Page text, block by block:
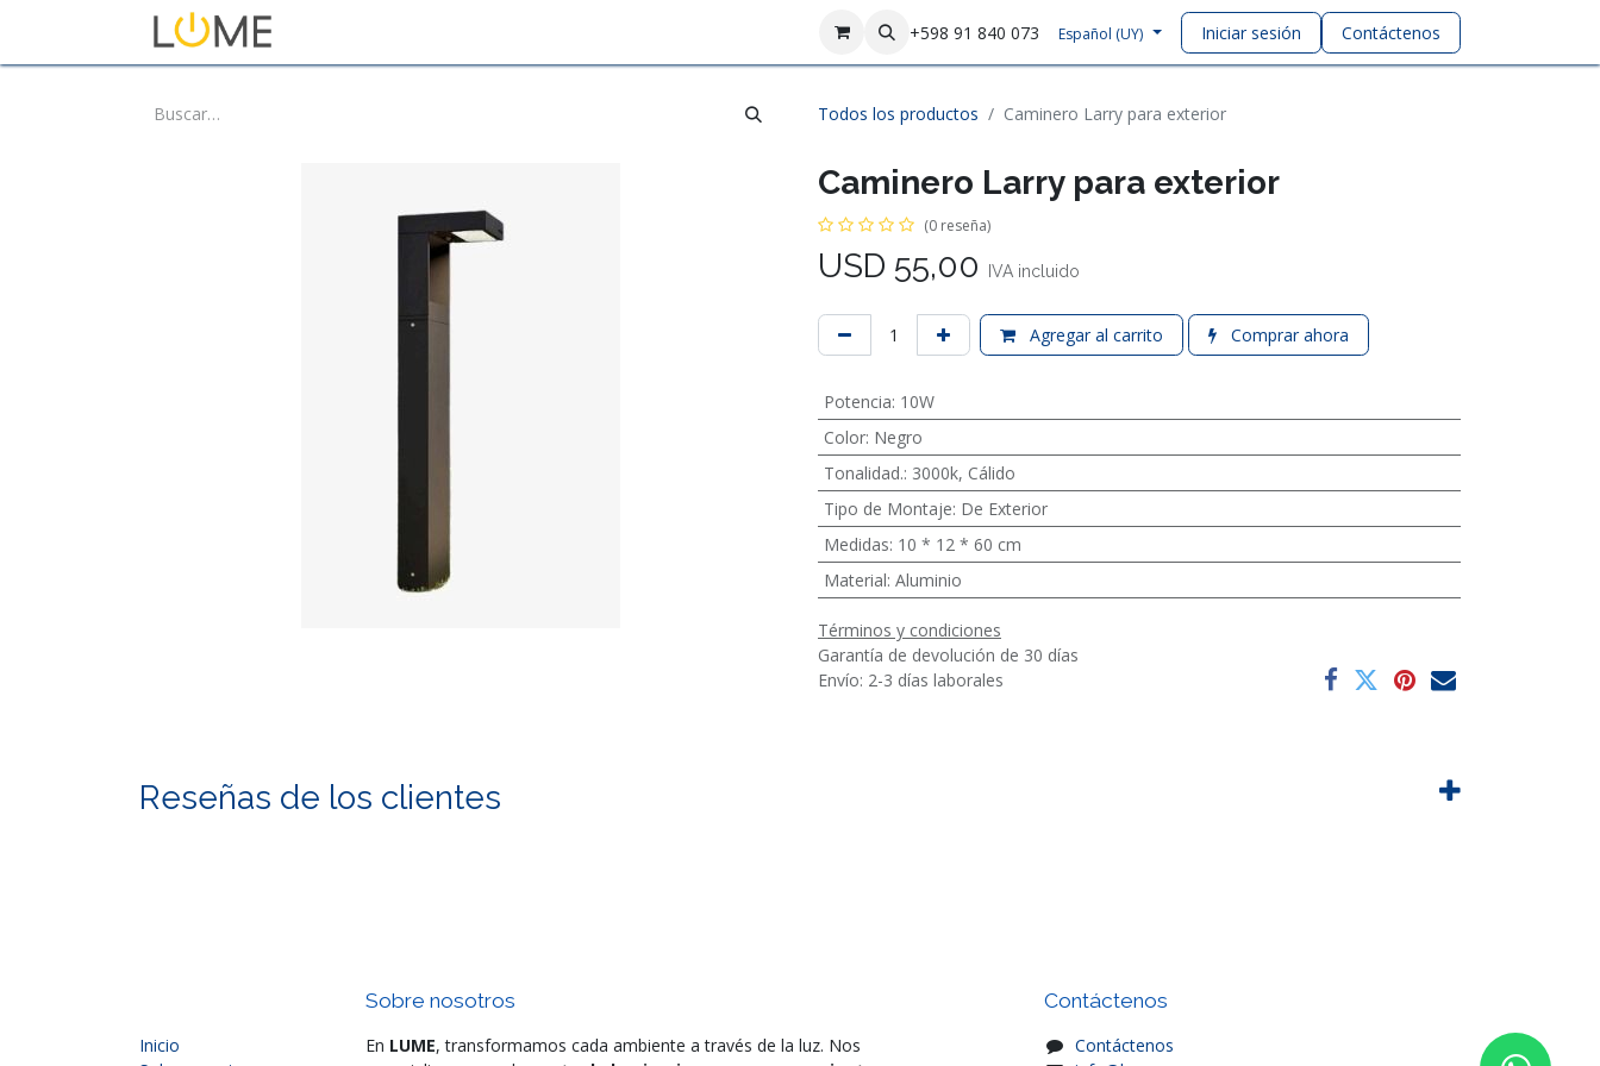
+598 91 840 073 Español (UY) Iniciar sesión Contáctenos
Todos los productos Caminero Larry para exterior
Caminero Larry para exterior
(0 reseña)
USD 55,00 IVA incluido
Agregar al carrito Comprar ahora
Potencia: 10W
Color: Negro
Tonalidad.: 3000k, Cálido
Tipo de Montaje: De Exterior
Medidas: 10 * 12 * 60 cm
Material: Aluminio
Términos y condiciones
Garantía de devolución de 30 días
Envío: 2-3 días laborales
Reseñas de los clientes
Inicio
Sobre nosotros
En LUME, transformamos cada ambiente a través de la luz. Nos
Contáctenos
Contáctenos